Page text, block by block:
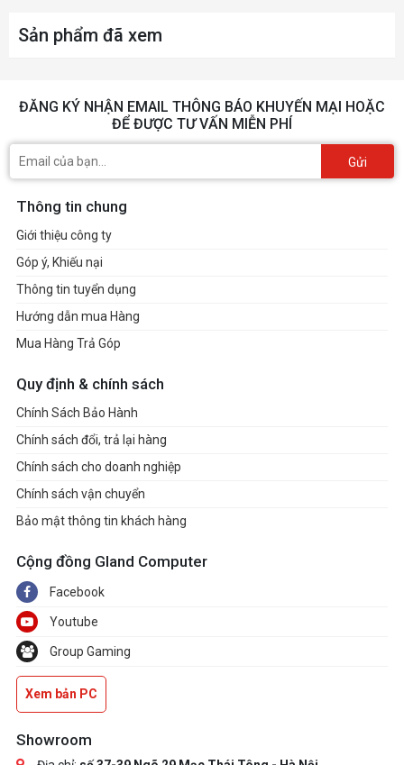
I/O Ports
x 1,
USB type C, Color Button, Mode Button.
Sản phẩm đã xem
ĐĂNG KÝ NHẬN EMAIL THÔNG BÁO KHUYẾN MẠI HOẶC
ĐỂ ĐƯỢC TƯ VẤN MIỄN PHÍ
Gửi
Thông tin chung
Giới thiệu công ty
Góp ý, Khiếu nại
Thông tin tuyển dụng
Hướng dẫn mua Hàng
Mua Hàng Trả Góp
Quy định & chính sách
Chính Sách Bảo Hành
Chính sách đổi, trả lại hàng
Chính sách cho doanh nghiệp
Chính sách vận chuyển
Bảo mật thông tin khách hàng
Cộng đồng Gland Computer
Facebook
Youtube
Group Gaming
Xem bản PC
Showroom